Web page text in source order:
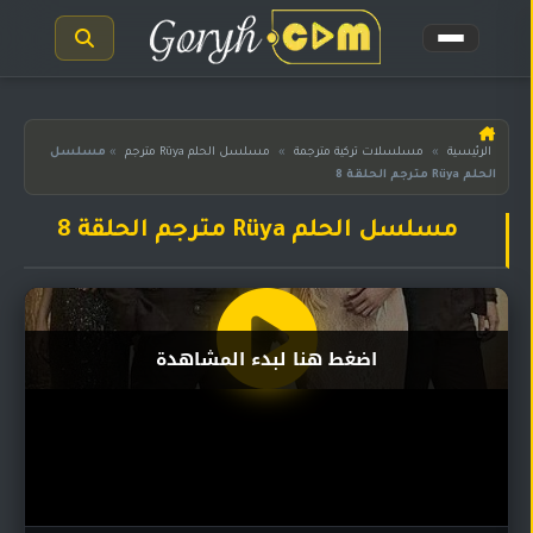
الرئيسية
مسلسلات
المترجمة
هندية
مدبلجة
مسلسلات
مسلسلات
الرئيسية » مسلسلات تركية مترجمة » مسلسل الحلم Rüya مترجم » مسلسل
الحلم Rüya مترجم الحلقة 8
مسلسل الحلم Rüya مترجم الحلقة 8
اضغط هنا لبدء المشاهدة